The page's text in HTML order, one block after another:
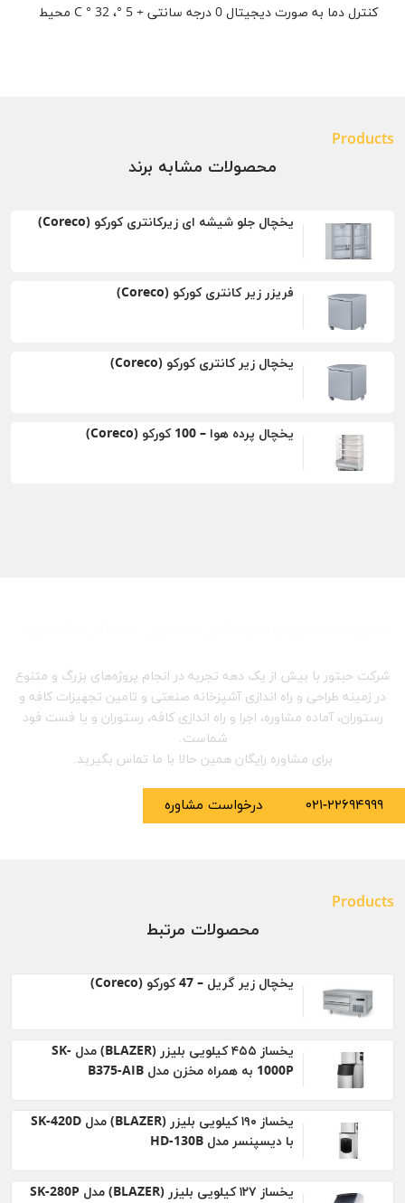
کنترل دما به صورت دیجیتال 0 درجه سانتی + 5 °، 32 ° C محیط
Products
محصولات مشابه برند
یخچال جلو شیشه ای زیرکانتری کورکو (Coreco)
فریزر زیر کانتری کورکو (Coreco)
یخچال زیر کانتری کورکو (Coreco)
یخچال پرده هوا – 100 کورکو (Coreco)
شرکت حبتور با بیش از یک دهه تجربه در انجام پروژه‌های بزرگ و متنوع
در زمینه طراحی و راه اندازی آشپزخانه صنعتی و تامین تجهیزات کافه و
رستوران، آماده مشاوره، اجرا و راه اندازی کافه، رستوران و یا فست فود
شماست.
برای مشاوره رایگان همین حالا با ما تماس بگیرید.
۰۲۱-۲۲۶۹۴۹۹۹ درخواست مشاوره
Products
محصولات مرتبط
یخچال زیر گریل – 47 کورکو (Coreco)
یخساز ۴۵۵ کیلویی بلیزر (BLAZER) مدل SK-
1000P به همراه مخزن مدل B375-AIB
یخساز ۱۹۰ کیلویی بلیزر (BLAZER) مدل SK-420D
با دیسپنسر مدل HD-130B
يخساز ۱۲۷ کيلویی بلیزر (BLAZER) مدل SK-280P